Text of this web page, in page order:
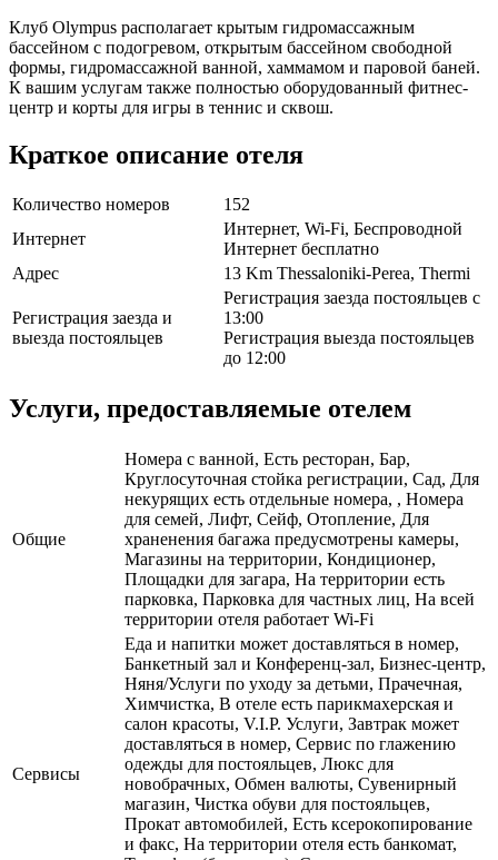
Клуб Olympus располагает крытым гидромассажным
бассейном с подогревом, открытым бассейном свободной
формы, гидромассажной ванной, хаммамом и паровой баней.
К вашим услугам также полностью оборудованный фитнес-
центр и корты для игры в теннис и сквош.
Краткое описание отеля
Количество номеров
152
Интернет
Интернет, Wi-Fi, Беспроводной
Интернет бесплатно
Адрес
13 Km Thessaloniki-Perea, Thermi
Регистрация заезда и
выезда постояльцев
Регистрация заезда постояльцев с
13:00
Регистрация выезда постояльцев
до 12:00
Услуги, предоставляемые отелем
Общие
Номера с ванной, Есть ресторан, Бар,
Круглосуточная стойка регистрации, Сад, Для
некурящих есть отдельные номера, , Номера
для семей, Лифт, Сейф, Отопление, Для
храненения багажа предусмотрены камеры,
Магазины на территории, Кондиционер,
Площадки для загара, На территории есть
парковка, Парковка для частных лиц, На всей
территории отеля работает Wi-Fi
Сервисы
Еда и напитки может доставляться в номер,
Банкетный зал и Конференц-зал, Бизнес-центр,
Няня/Услуги по уходу за детьми, Прачечная,
Химчистка, В отеле есть парикмахерская и
салон красоты, V.I.P. Услуги, Завтрак может
доставляться в номер, Сервис по глажению
одежды для постояльцев, Люкс для
новобрачных, Обмен валюты, Сувенирный
магазин, Чистка обуви для постояльцев,
Прокат автомобилей, Есть ксерокопирование
и факс, На территории отеля есть банкомат,